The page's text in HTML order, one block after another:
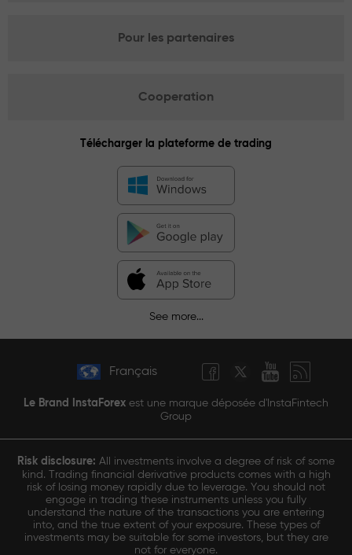
Pour les partenaires
Cooperation
Télécharger la plateforme de trading
See more...
Français
Le Brand InstaForex est une marque déposée d'InstaFintech
Group
Risk disclosure: All investments involve a degree of risk of some
kind. Trading financial derivative products comes with a high
risk of losing money rapidly due to leverage. You should not
engage in trading these instruments unless you fully
understand the nature of the transactions you are entering
into, and the true extent of your exposure. These types of
investments may be suitable for some investors, but they are
not for everyone.